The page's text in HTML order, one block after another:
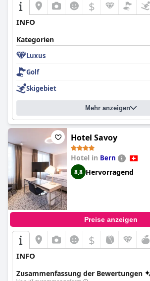
$
INFO
Kategorien
Luxus
Golf
Skigebiet
Mehr anzeigen
Hotel Savoy
Hotel in Bern
8,8 Hervorragend
Preise anzeigen
$
INFO
Zusammenfassung der Bewertungen